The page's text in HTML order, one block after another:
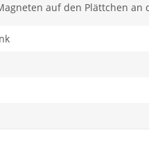
auf den Plättchen an